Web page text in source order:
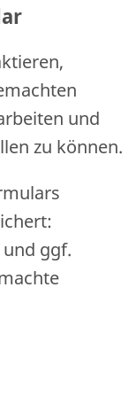
und
zu können.
ggf.